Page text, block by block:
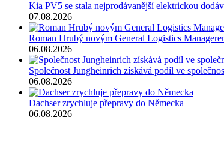
Kia PV5 se stala nejprodávanější elektrickou
07.08.2026
Roman Hrubý novým General Logistics
06.08.2026
Společnost Jungheinrich získává podíl ve
06.08.2026
Dachser zrychluje přepravy do Německa
06.08.2026